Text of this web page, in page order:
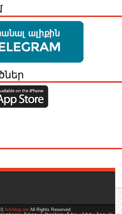
Armblog.netAll Rights Reserved